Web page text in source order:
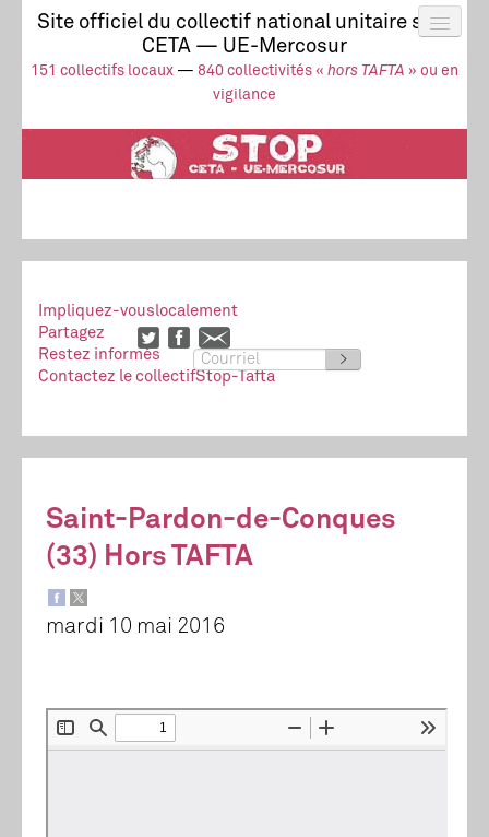
Site officiel du collectif national unitaire stop
CETA — UE-Mercosur
151 collectifs locaux — 840 collectivités « hors TAFTA » ou en
vigilance
Actus
UE-Mercosur
Stop à l’impunité !
TAFTA
CETA
Collectif
Impliquez-vouslocalement
Partagez
Restez informés
>
Contactez le collectifStop-Tafta
Saint-Pardon-de-Conques
(33) Hors TAFTA
mardi 10 mai 2016